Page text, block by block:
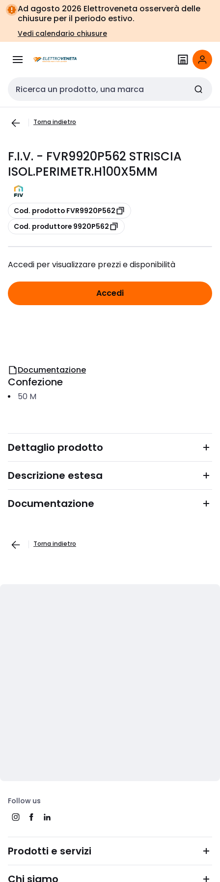
Vai alla
navigazione
Vai
alla
pagina
Ad agosto 2026 Elettroveneta osserverà delle
chiusure per il periodo estivo.
Vedi calendario chiusure
Cerca input
Torna indietro
F.I.V. - FVR9920P562 STRISCIA
ISOL.PERIMETR.H100X5MM
copia
Cod. prodotto FVR9920P562
copia
Cod. produttore 9920P562
Accedi per visualizzare prezzi e disponibilità
Accedi
Documentazione
Confezione
50 M
Dettaglio prodotto
Descrizione estesa
Documentazione
Torna indietro
Follow us
Prodotti e servizi
Chi siamo